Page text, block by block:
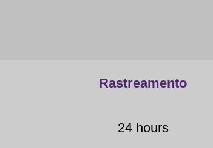
Rastreamento
24 hours